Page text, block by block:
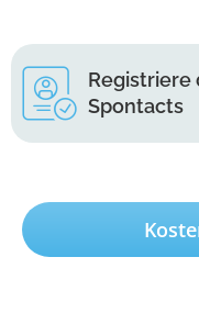
Registriere
Spontacts